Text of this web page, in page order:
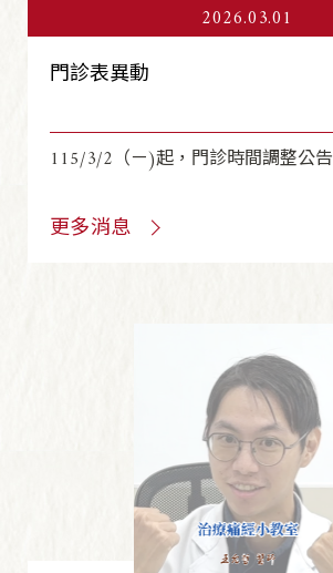
2026.03.01
門診表異動
115/3/2（ㄧ)起，門診時間調整公告
更多消息